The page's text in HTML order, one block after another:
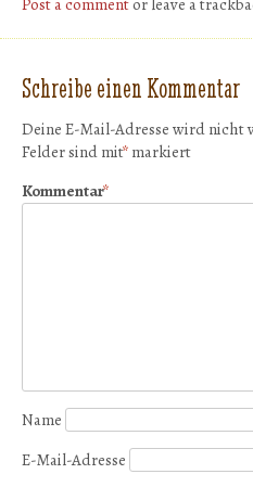
Schreibe einen Kommentar
Deine E-Mail-Adresse wird nicht
Felder sind mit* markiert
Kommentar*
Name
E-Mail-Adresse